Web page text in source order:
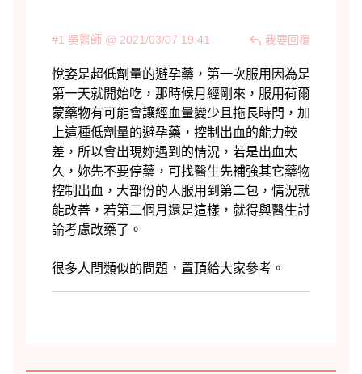
#1 吳醫師 @ 2021/03/07 19:41 我要回覆